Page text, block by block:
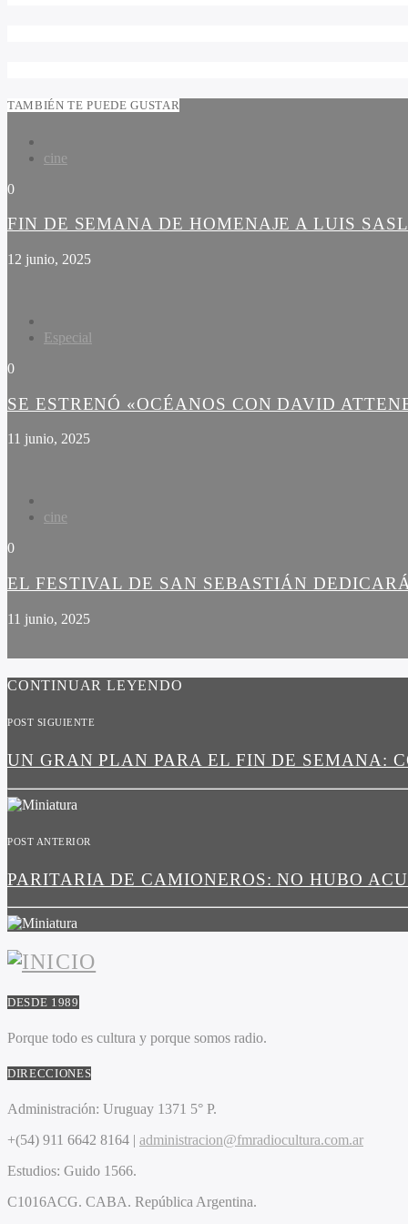
TAMBIÉN TE PUEDE GUSTAR
cine
0
FIN DE SEMANA DE HOMENAJE A LUIS
12 junio, 2025
Especial
0
SE ESTRENÓ «OCÉANOS CON DAVID
11 junio, 2025
cine
0
EL FESTIVAL DE SAN SEBASTIÁN
11 junio, 2025
CONTINUAR LEYENDO
POST SIGUIENTE
UN GRAN PLAN PARA EL FIN DE SEMANA:
POST ANTERIOR
PARITARIA DE CAMIONEROS: NO HUBO
DESDE 1989
Porque todo es cultura y porque somos radio.
DIRECCIONES
Administración: Uruguay 1371 5° P.
+(54) 911 6642 8164 | administracion@fmradiocultura.com.ar
Estudios: Guido 1566.
C1016ACG. CABA. República Argentina.